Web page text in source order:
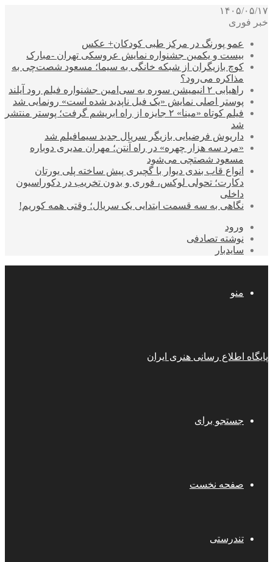
۱۴۰۵/۰۵/۱۷
خبر فوری
عمو پورنگ در مرکز طبی کودکان+ عکس
بیست و یکمین جشنواره نمایش عروسکی تهران -مبارک
کوچ بازیگران از شبکه خانگی به سیما؛ مسعود شصت‌چی به
مذاکره می‌رود؟
راهیابی ۲ انیمیشن سوره به سی‌امین جشنواره فیلم رود آیلند
پوستر اصلی نمایش «یک فیل ناپدید شده است» رونمایی شد
فیلم کوتاه «مینا» ۲ جایزه از راه ابریشم گرفت؛ پوستر منتشر
شد
داریوش فرضیایی بازیگر سریال جدید سیمافیلم شد
«مرد سه هزار چهره» در راه آنتن؛ مهران مدیری دوباره
مسعود شصتچی می‌شود
انواع قاب بندی دیوار با گچبری پیش ساخته پلی یورتان
دکارت؛ تحولی لوکس، فوری و بدون تخریب در دکوراسیون
داخلی
نگاهی به سه قسمت ابتدایی یک سریال؛ وقتی همه کوریم!
ورود
نوشته تصادفی
سایدبار
منو
پایگاه اطلاع رسانی هنری ایران
جستجو برای
صفحه نخست
تندرستی